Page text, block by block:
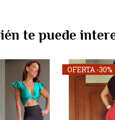
te puede
OFERTA -30%